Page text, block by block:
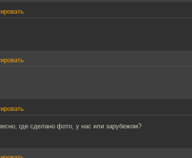
где сделано фото, у нас или зарубежом?